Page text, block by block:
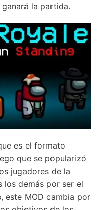
la partida.
es el formato
que se popularizó
jugadores de la
demás por ser el
, este MOD cambia por